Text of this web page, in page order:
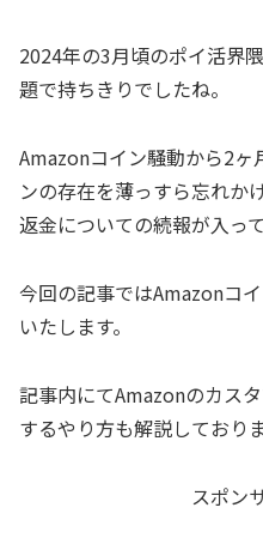
2024年の3月頃のポイ活界
題で持ちきりでしたね。
Amazonコイン騒動から2ヶ
ンの存在を薄っすら忘れか
返金についての続報が入っ
今回の記事ではAmazonコ
いたします。
記事内にてAmazonのカス
するやり方も解説しておりま
スポン